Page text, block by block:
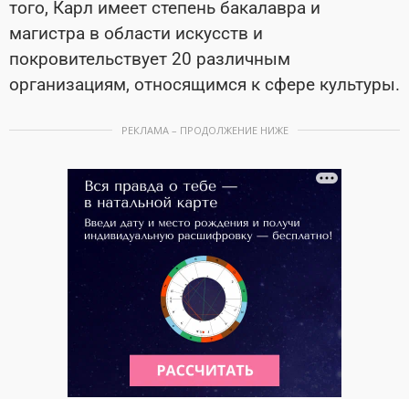
того, Карл имеет степень бакалавра и
магистра в области искусств и
покровительствует 20 различным
организациям, относящимся к сфере культуры.
РЕКЛАМА – ПРОДОЛЖЕНИЕ НИЖЕ